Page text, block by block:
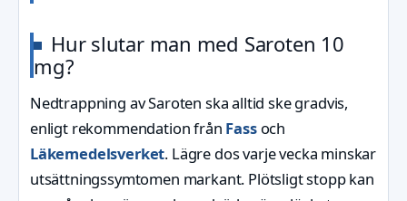
Hur slutar man med Saroten 10
mg?
Nedtrappning av Saroten ska alltid ske gradvis,
enligt rekommendation från Fassoch
Läkemedelsverket. Lägre dos varje vecka minskar
utsättningssymtomen markant. Plötsligt stopp kan